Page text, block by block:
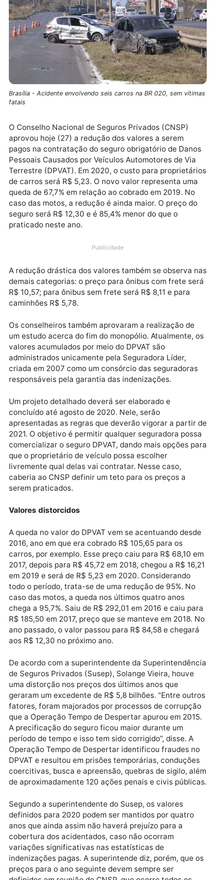
Brasília - Acidente envolvendo seis carros na BR 020, sem
fatais
O Conselho Nacional de Seguros Privados (CNSP)
aprovou hoje (27) a redução dos valores a serem
pagos na contratação do seguro obrigatório de
Pessoais Causados por Veículos Automotores de Via
de carros será R$ 5,23. O novo valor representa uma
caso das motos, a redução é ainda maior. O preço do
seguro será R$ 12,30 e é 85,4% menor do que o
praticado neste ano.
Publicidade
A redução drástica dos valores também se observa
demais categorias: o preço para ônibus com frete
R$ 10,57; para ônibus sem frete será R$ 8,11 e para
caminhões R$ 5,78.
Os conselheiros também aprovaram a realização de
um estudo acerca do fim do monopólio. Atualmente,
valores acumulados por meio do DPVAT são
administrados unicamente pela Seguradora Líder,
criada em 2007 como um consórcio das seguradoras
responsáveis pela garantia das indenizações.
Um projeto detalhado deverá ser elaborado e
concluído até agosto de 2020. Nele, serão
2021. O objetivo é permitir qualquer seguradora
comercializar o seguro DPVAT, dando mais opções
que o proprietário de veículo possa escolher
livremente qual delas vai contratar. Nesse caso,
caberia ao CNSP definir um teto para os preços a
serem praticados.
Valores distorcidos
A queda no valor do DPVAT vem se acentuando
carros, por exemplo. Esse preço caiu para R$ 68,10
2017, depois para R$ 45,72 em 2018, chegou a R$
em 2019 e será de R$ 5,23 em 2020. Considerando
todo o período, trata-se de uma redução de 95%. No
caso das motos, a queda nos últimos quatro anos
chega a 95,7%. Saiu de R$ 292,01 em 2016 e caiu
R$ 185,50 em 2017, preço que se manteve em 2018.
ano passado, o valor passou para R$ 84,58 e
aos R$ 12,30 no próximo ano.
De acordo com a superintendente da
uma distorção nos preços dos últimos anos que
geraram um excedente de R$ 5,8 bilhões. “Entre
fatores, foram majorados por processos de
que a Operação Tempo de Despertar apurou em
A precificação do seguro ficou maior durante um
período de tempo e isso tem sido corrigido”, disse. A